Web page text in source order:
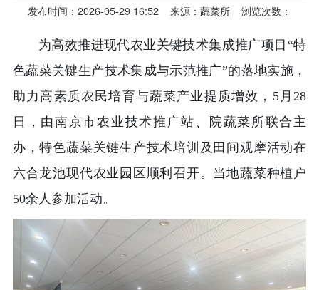
发布时间：2026-05-29 16:52 来源：蔬菜所 浏览次数：
为高效推进现代农业关键技术集成推广项目“特
色蔬菜关键生产技术集成与示范推广”的落地实施，
助力高素质农民培育与蔬菜产业提质增效，5月28
日，由南京市农业技术推广站、院蔬菜所联合主
办，特色蔬菜关键生产技术培训及田间观摩活动在
六合龙池现代农业园区顺利召开。当地蔬菜种植户
50余人参加活动。